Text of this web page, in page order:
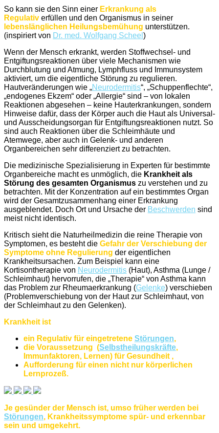
So kann sie den Sinn einer Erkrankung als
Regulativ erfüllen und den Organismus in seiner
lebenslänglichen Heilungsbemühung unterstützen.
(inspiriert von Dr. med. Wolfgang Scheel )
Wenn der Mensch erkrankt, werden Stoffwechsel- und
Entgiftungsreaktionen über viele Mechanismen wie
Durchblutung und Atmung, Lymphfluss und Immunsystem
aktiviert, um die eigentliche Störung zu regulieren.
Hautveränderungen wie „Neurodermitis“, „Schuppenflechte“,
„endogenes Ekzem“ oder „Allergie“ sind – von lokalen
Reaktionen abgesehen – keine Hauterkrankungen, sondern
Hinweise dafür, dass der Körper auch die Haut als Universal-
und Ausscheidungsorgan für Entgiftungsreaktionen nutzt. So
sind auch Reaktionen über die Schleimhäute und
Atemwege, aber auch in Gelenk- und anderen
Organbereichen sehr differenziert zu betrachten.
Die medizinische Spezialisierung in Experten für bestimmte
Organbereiche macht es unmöglich, die Krankheit als
Störung des gesamten Organismus zu verstehen und zu
betrachten. Mit der Konzentration auf ein bestimmtes Organ
wird der Gesamtzusammenhang einer Erkrankung
ausgeblendet. Doch Ort und Ursache der Beschwerden sind
meist nicht identisch.
Kritisch sieht die Naturheilmedizin die reine Therapie von
Symptomen, es besteht die Gefahr der Verschiebung der
Symptome ohne Regulierung der eigentlichen
Krankheitsursachen. Zum Beispiel kann eine
Kortisontherapie von Neurodermitis (Haut), Asthma (Lunge /
Schleimhaut) hervorrufen, die „Therapie“ von Asthma kann
das Problem zur Rheumaerkrankung (Gelenke) verschieben
(Problemverschiebung von der Haut zur Schleimhaut, von
der Schleimhaut zu den Gelenken).
Krankheit ist
ein Regulativ für eingetretene Störungen,
die Voraussetzung (Selbstheilungskräfte,
Immunfaktoren, Lernen) für Gesundheit ,
Aufforderung für einen nicht nur körperlichen
Lernprozeß.
Je gesünder der Mensch ist, umso früher werden bei
Störungen, Krankheitssymptome spür- und erkennbar
sein und umgekehrt.